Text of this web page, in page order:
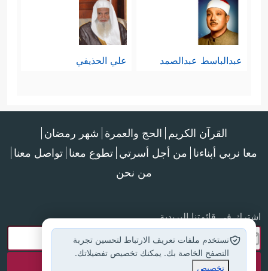
عبدالباسط عبدالصمد علي الحذيفي
القرآن الكريم الحج والعمرة شهر رمضان
معا نربي أبناءنا من أجل أسرتي تطوع معنا تواصل معنا
من نحن
اشترك في قائمتنا البريدية
نستخدم ملفات تعريف الارتباط لتحسين تجربة
التصفح الخاصة بك. يمكنك تخصيص تفضيلاتك.
تخصيص